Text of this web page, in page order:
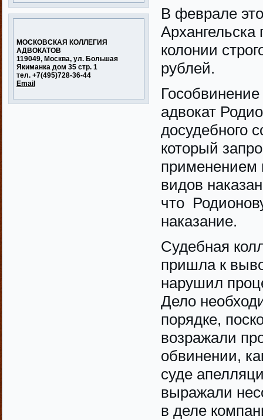
МОСКОВСКАЯ КОЛЛЕГИЯ
АДВОКАТОВ
119049, Москва, ул. Большая
Якиманка дом 35 стр. 1
тел. +7(495)728-36-44
Email
В феврале
Архангельска
колонии
рублей.
адвокат
досудебного
который
применением
видов
что
наказание.
Судебная
пришла к
нарушил
Дело
порядке,
возражали
обвинении,
суде
выражали
в деле